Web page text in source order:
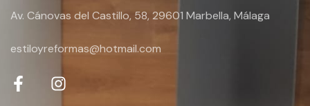
Av. Cánovas del Castillo, 58, 29601 Marbella, Málaga
estiloyreformas@hotmail.com